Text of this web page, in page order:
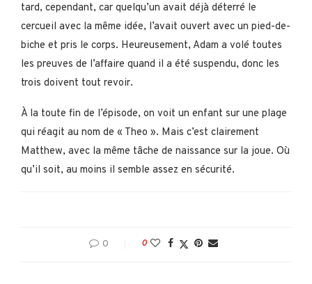
tard, cependant, car quelqu’un avait déjà déterré le
cercueil avec la même idée, l’avait ouvert avec un pied-de-
biche et pris le corps. Heureusement, Adam a volé toutes
les preuves de l’affaire quand il a été suspendu, donc les
trois doivent tout revoir.
À la toute fin de l’épisode, on voit un enfant sur une plage
qui réagit au nom de « Theo ». Mais c’est clairement
Matthew, avec la même tâche de naissance sur la joue. Où
qu’il soit, au moins il semble assez en sécurité.
0 0